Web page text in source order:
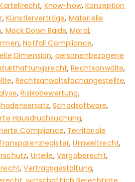
, Know-how,Konzeption
, Künstlerverträge, Materielle
, Mock Down Raids,Moral,
,Notfall Compliance,
Dimension, personenbezogene
,Rechtsanwälte,
, Rechtsanwaltsfachangestellte,
,Risikobewertung,
,Schadsoftware,
Hausdruchsuchung,
Compliance, Territoriale
,Umweltrecht,
, Urteile, Vergaberecht,
,Vertragsgestaltung,